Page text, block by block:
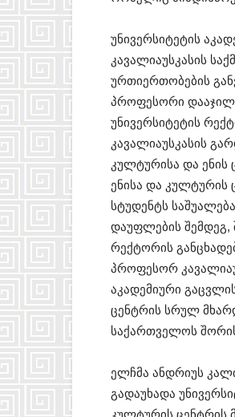
უნივერსიტეტის
კავალიაუსკასის
ურთიერთობების
პროფესორი
უნივერსიტეტის
კავალიაუსკასის
კულტურისა და ენის
ენისა და კულტურის
სტუდენტს
დაუფლების შემდეგ,
რექტორის
პროფესორ
აკადემიური
ცენტრის სრულ
საქართველოს
ელჩმა ანდრიუს
გადაუხადა
კულტურის ცენტრის